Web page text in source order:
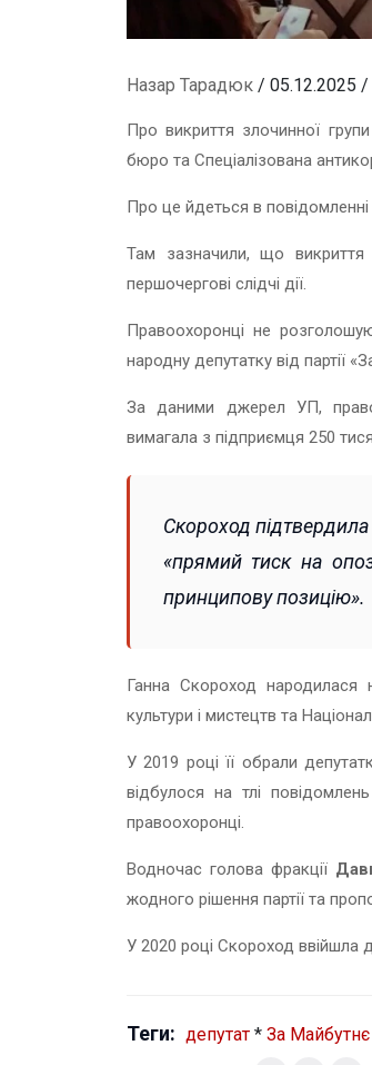
Назар Тарадюк / 05.12.2025 /
Про викриття злочинної
бюро та Спеціалізована
Про це йдеться в
Там зазначили, що викриття
першочергові слідчі дії.
Правоохоронці не
народну депутатку від партії
За даними джерел УП,
вимагала з підприємця 250
Скороход
«прямий тиск на
принципову позицію».
Ганна Скороход народилася
культури і мистецтв та
У 2019 році її обрали
відбулося на тлі
правоохоронці.
Водночас голова фракції
жодного рішення партії та
У 2020 році Скороход ввійшла
Теги: депутат * За Майбутнє